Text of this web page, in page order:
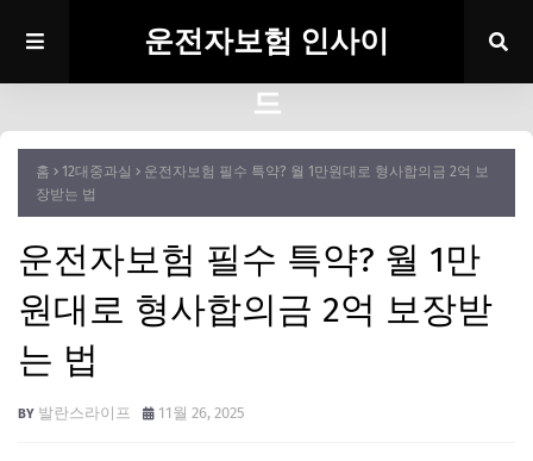
운전자보험 인사이
드
홈 12대중과실
운전자보험 필수 특약? 월 1만원대로 형사합의금 2억 보
장받는 법
운전자보험 필수 특약? 월 1만
원대로 형사합의금 2억 보장받
는 법
발란스라이프 11월 26, 2025